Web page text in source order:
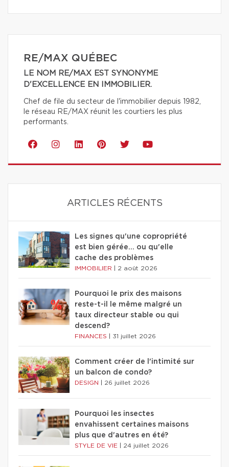
RE/MAX QUÉBEC
LE NOM RE/MAX EST SYNONYME
D'EXCELLENCE EN IMMOBILIER.
Chef de file du secteur de l'immobilier depuis 1982,
le réseau RE/MAX réunit les courtiers les plus
performants.
ARTICLES RÉCENTS
Les signes qu'une copropriété
est bien gérée… ou qu'elle
cache des problèmes
IMMOBILIER 2 août 2026
Pourquoi le prix des maisons
reste-t-il le même malgré un
taux directeur stable ou qui
descend?
FINANCES 31 juillet 2026
Comment créer de l'intimité sur
un balcon de condo?
DESIGN 26 juillet 2026
Pourquoi les insectes
envahissent certaines maisons
plus que d'autres en été?
STYLE DE VIE 24 juillet 2026